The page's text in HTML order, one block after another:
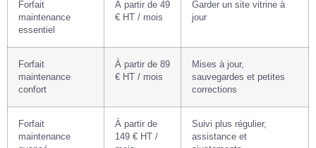
Forfait
maintenance
essentiel
À partir de 49
€ HT / mois
Garder un site vitrine à
jour
Forfait
maintenance
confort
À partir de 89
€ HT / mois
Mises à jour,
sauvegardes et petites
corrections
Forfait
maintenance
À partir de
149 € HT /
Suivi plus régulier,
assistance et